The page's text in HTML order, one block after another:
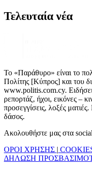
Τελευταία νέα
Το «Παράθυρο» είναι το
Πολίτης [Κύπρος] και του
www.politis.com.cy.
ρεπορτάζ, ήχοι, εικόνες –
προσεγγίσεις, λοξές
δάσος.
Ακολουθήστε μας στα social
ΟΡΟΙ ΧΡΗΣΗΣ |
ΔΗΛΩΣΗ